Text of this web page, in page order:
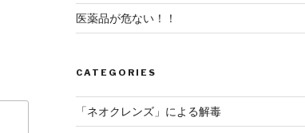
医薬品が危ない！！
CATEGORIES
「ネオクレンズ」による解毒